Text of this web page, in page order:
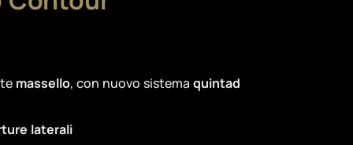
massello, con nuovo sistema quintad
laterali